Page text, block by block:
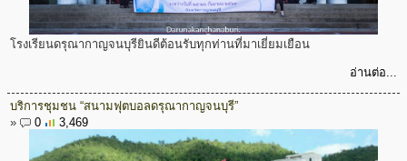
โรงเรียนดรุณากาญจนบุรียินดีต้อนรับทุกท่านที่มาเยี่ยมเยือน
อ่านต่อ...
บริการชุมชน “สนามฟุตบอลดรุณากาญจนบุรี”
»
0 3,469